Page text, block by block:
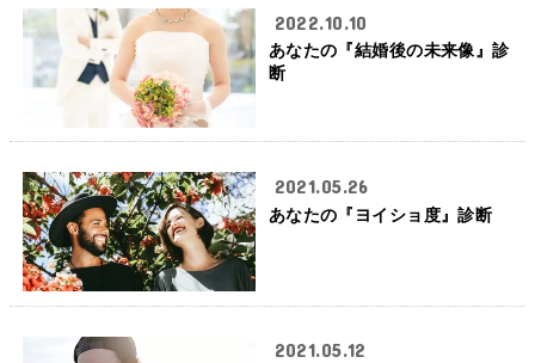
2022.10.10
あなたの『結婚後の未来像』診
断
2021.05.26
あなたの『ヨイショ度』診断
2021.05.12